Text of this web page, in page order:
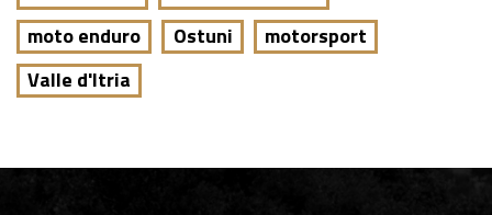
moto enduro
Ostuni
motorsport
Valle d'Itria